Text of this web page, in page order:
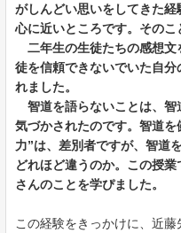
がしんどい思いをしてきた
心に近いところです。そのこ
二年生の生徒たちの感想文
徒を信頼できないでいた自
れました。
智道を語らないことは、智
気づかされたのです。智道
力”は、差別者ですが、智道
どれほど違うのか。この授
さんのことを学ぴました。
この経験をきっかけに、近